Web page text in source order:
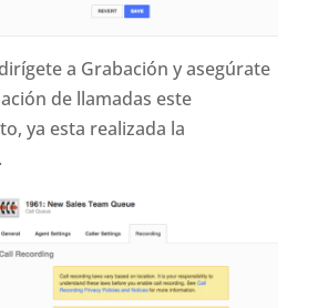
a Grabación y asegúrate
de llamadas este
ya esta realizada la